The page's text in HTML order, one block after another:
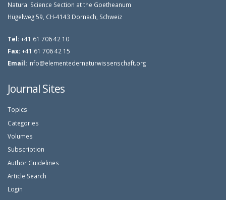
Natural Science Section at the Goetheanum
Hügelweg 59, CH-4143 Dornach, Schweiz
Tel:+41 61 706 42 10
Fax:+41 61 706 42 15
Email: info@elementedernaturwissenschaft.org
Journal Sites
Topics
Categories
Volumes
Subscription
Author Guidelines
Article Search
Login